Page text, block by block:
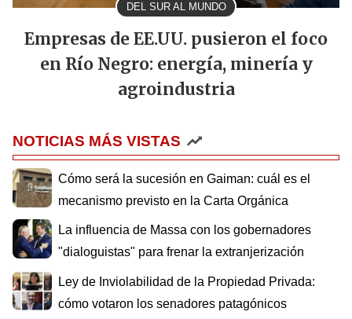
DEL SUR AL MUNDO
Empresas de EE.UU. pusieron el foco
en Río Negro: energía, minería y
agroindustria
NOTICIAS MÁS VISTAS
Cómo será la sucesión en Gaiman: cuál es el
mecanismo previsto en la Carta Orgánica
La influencia de Massa con los gobernadores
"dialoguistas" para frenar la extranjerización
Ley de Inviolabilidad de la Propiedad Privada:
cómo votaron los senadores patagónicos